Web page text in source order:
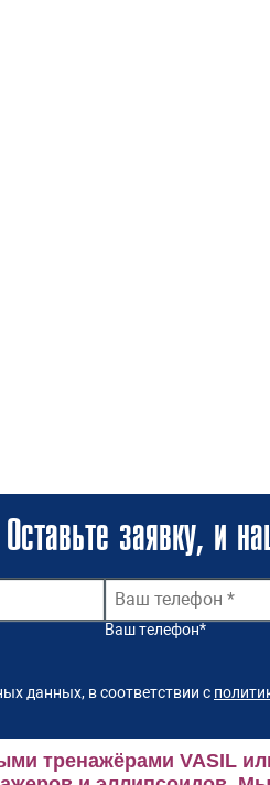
заявку, и
Ваш телефон*
данных, в соответствии с
тренажёрами VASIL